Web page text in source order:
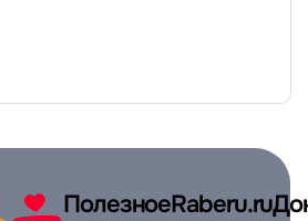
ПолезноеRaberu.ru